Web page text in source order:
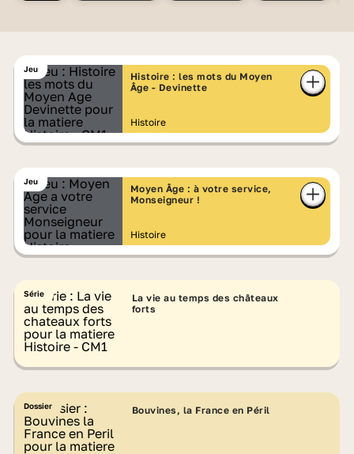
Série
La vie au temps des châteaux
forts
Dossier Bouvines, la France en Péril
Jeu
Histoire : les mots du Moyen
Âge - Devinette
Histoire
Jeu
Moyen Âge : à votre service,
Monseigneur !
Histoire